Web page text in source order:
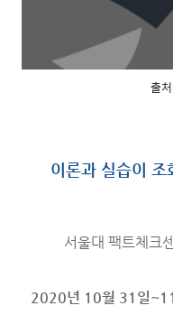
출
이론과 실습이 조
서울대 팩트체크
2020년 10월 31일